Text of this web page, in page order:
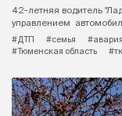
42-летняя водитель
управлением
#ДТП
#семья #авария
#Тюменская область
#тк